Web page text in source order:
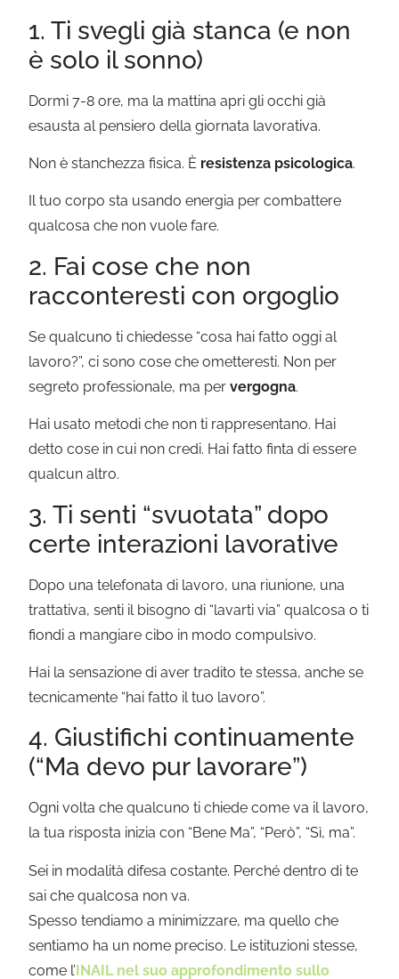
1. Ti svegli già stanca (e non
è solo il sonno)
Dormi 7-8 ore, ma la mattina apri gli occhi già
esausta al pensiero della giornata lavorativa.
Non è stanchezza fisica. È resistenza psicologica.
Il tuo corpo sta usando energia per combattere
qualcosa che non vuole fare.
2. Fai cose che non
racconteresti con orgoglio
Se qualcuno ti chiedesse “cosa hai fatto oggi al
lavoro?”, ci sono cose che ometteresti. Non per
segreto professionale, ma pervergogna.
Hai usato metodi che non ti rappresentano. Hai
detto cose in cui non credi. Hai fatto finta di essere
qualcun altro.
3. Ti senti “svuotata” dopo
certe interazioni lavorative
Dopo una telefonata di lavoro, una riunione, una
trattativa, senti il bisogno di “lavarti via” qualcosa o ti
fiondi a mangiare cibo in modo compulsivo.
Hai la sensazione di aver tradito te stessa, anche se
tecnicamente “hai fatto il tuo lavoro”.
4. Giustifichi continuamente
(“Ma devo pur lavorare”)
Ogni volta che qualcuno ti chiede come va il lavoro,
la tua risposta inizia con “Bene Ma”, “Però”, “Sì, ma”.
Sei in modalità difesa costante. Perché dentro di te
sai che qualcosa non va.
Spesso tendiamo a minimizzare, ma quello che
sentiamo ha un nome preciso. Le istituzioni stesse,
come l’INAIL nel suo approfondimento sullo